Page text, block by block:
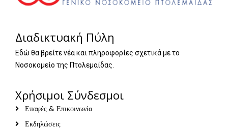
Διαδικτυακή Πύλη
Εδώ θα βρείτε νέα και πληροφορίες σχετικά με το
Νοσοκομείο της Πτολεμαίδας.
Χρήσιμοι Σύνδεσμοι
Επαφές & Επικοινωνία
Εκδηλώσεις